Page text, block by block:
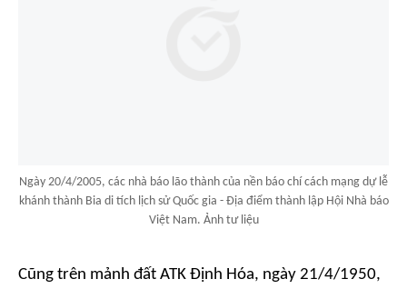
Ngày 20/4/2005, các nhà báo lão thành của nền báo chí cách mạng dự lễ
khánh thành Bia di tích lịch sử Quốc gia - Địa điểm thành lập Hội Nhà báo
Việt Nam. Ảnh tư liệu
Cũng trên mảnh đất ATK Định Hóa, ngày 21/4/1950,